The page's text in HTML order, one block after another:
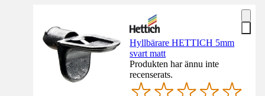
Hyllbärare HETTICH 5mm
svart matt
Produkten har ännu inte
recenserats.